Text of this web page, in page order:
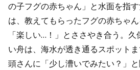
の子フグの赤ちゃん」と水面を指
は、教えてもらったフグの赤ちゃん
「楽しい…！」とささやき合う。
い舟は、海水が透き通るスポット
頭さんに「少し漕いでみたい？」